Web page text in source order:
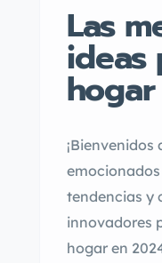
Las
ideas
¡Bienvenidos
tendencias y
innovadores
hogar en